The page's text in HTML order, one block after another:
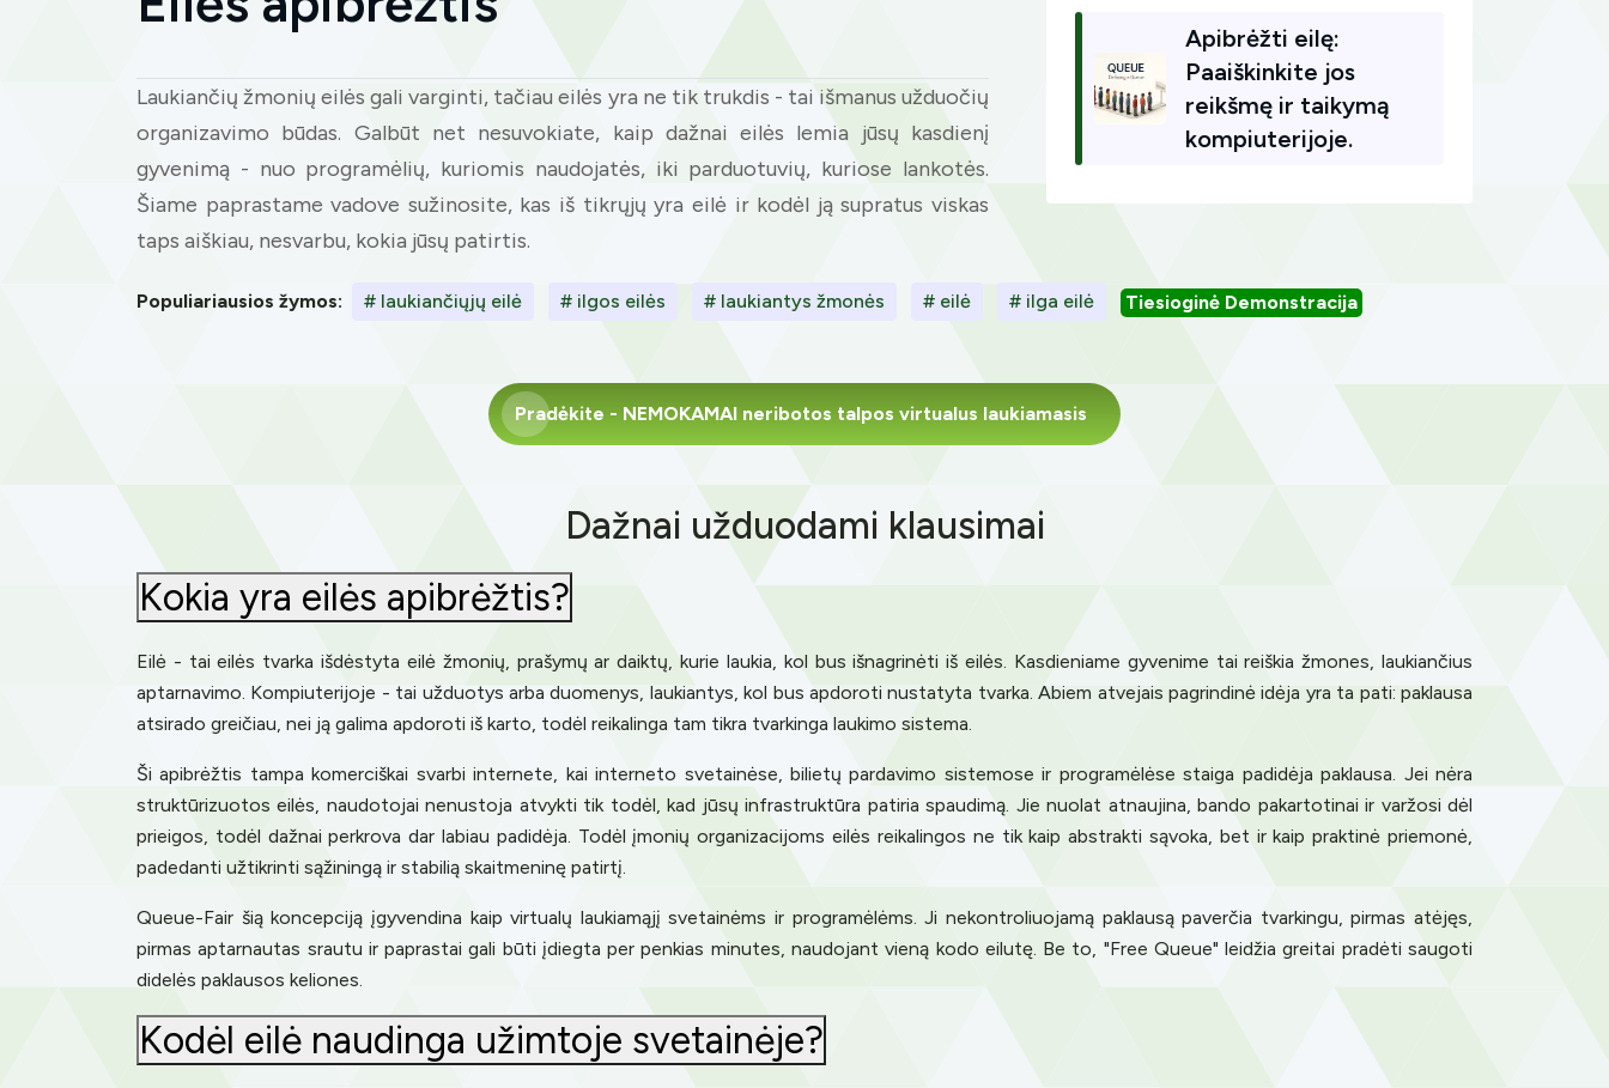
Laukiančių žmonių eilės gali varginti, tačiau eilės yra ne tik trukdis - tai išmanus užduočių
organizavimo būdas. Galbūt net nesuvokiate, kaip dažnai eilės lemia jūsų kasdienį
gyvenimą - nuo programėlių, kuriomis naudojatės, iki parduotuvių, kuriose lankotės.
Šiame paprastame vadove sužinosite, kas iš tikrųjų yra eilė ir kodėl ją supratus viskas
taps aiškiau, nesvarbu, kokia jūsų patirtis.
Apibrėžti eilę:
Paaiškinkite jos
reikšmę ir taikymą
kompiuterijoje.
Populiariausios žymos: # laukiančiųjų eilė # ilgos eilės # laukiantys žmonės # eilė # ilga eilė Tiesioginė Demonstracija
Pradėkite - NEMOKAMAI neribotos talpos virtualus laukiamasis
Dažnai užduodami klausimai
Kokia yra eilės apibrėžtis?
Eilė - tai eilės tvarka išdėstyta eilė žmonių, prašymų ar daiktų, kurie laukia, kol bus išnagrinėti iš eilės. Kasdieniame gyvenime tai reiškia žmones, laukiančius
aptarnavimo. Kompiuterijoje - tai užduotys arba duomenys, laukiantys, kol bus apdoroti nustatyta tvarka. Abiem atvejais pagrindinė idėja yra ta pati: paklausa
atsirado greičiau, nei ją galima apdoroti iš karto, todėl reikalinga tam tikra tvarkinga laukimo sistema.
Ši apibrėžtis tampa komerciškai svarbi internete, kai interneto svetainėse, bilietų pardavimo sistemose ir programėlėse staiga padidėja paklausa. Jei nėra
struktūrizuotos eilės, naudotojai nenustoja atvykti tik todėl, kad jūsų infrastruktūra patiria spaudimą. Jie nuolat atnaujina, bando pakartotinai ir varžosi dėl
prieigos, todėl dažnai perkrova dar labiau padidėja. Todėl įmonių organizacijoms eilės reikalingos ne tik kaip abstrakti sąvoka, bet ir kaip praktinė priemonė,
padedanti užtikrinti sąžiningą ir stabilią skaitmeninę patirtį.
Queue-Fair šią koncepciją įgyvendina kaip virtualų laukiamąjį svetainėms ir programėlėms. Ji nekontroliuojamą paklausą paverčia tvarkingu, pirmas atėjęs,
pirmas aptarnautas srautu ir paprastai gali būti įdiegta per penkias minutes, naudojant vieną kodo eilutę. Be to, "Free Queue" leidžia greitai pradėti saugoti
didelės paklausos keliones.
Kodėl eilė naudinga užimtoje svetainėje?